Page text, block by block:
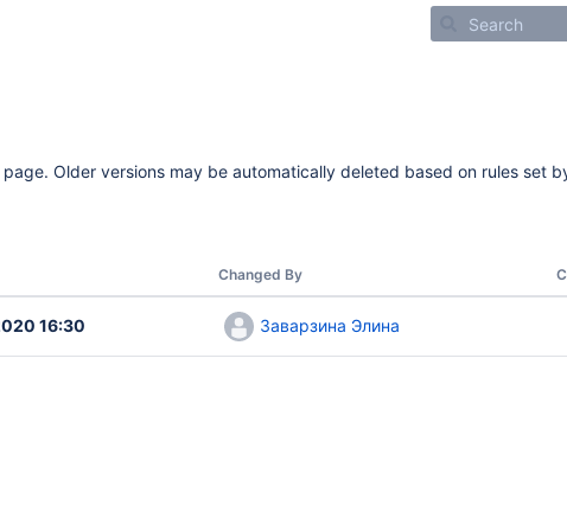
Older versions may be automatically deleted based on rules set
Changed By
16:30 Заварзина Элина